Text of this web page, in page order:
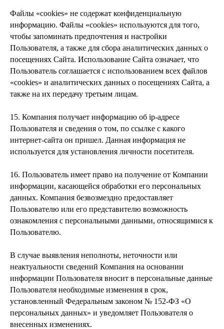
Файлы «сookies» не содержат конфиденциальную
информацию. Файлы «cookies» используются для того,
чтобы запоминать предпочтения и настройки
Пользователя, а также для сбора аналитических данных о
посещениях Сайта. Использование Сайта означает, что
Пользователь соглашается с использованием всех файлов
«cookies» и аналитических данных о посещениях Сайта, а
также на их передачу третьим лицам.
15. Компания получает информацию об ip-адресе
Пользователя и сведения о том, по ссылке с какого
интернет-сайта он пришел. Данная информация не
используется для установления личности посетителя.
16. Пользователь имеет право на получение от Компании
информации, касающейся обработки его персональных
данных. Компания безвозмездно предоставляет
Пользователю или его представителю возможность
ознакомления с персональными данными, относящимися к
Пользователю.
В случае выявления неполноты, неточности или
неактуальности сведений Компания на основании
информации Пользователя вносит в персональные данные
Пользователя необходимые изменения в срок,
установленный Федеральным законом № 152-ФЗ «О
персональных данных» и уведомляет Пользователя о
внесенных изменениях.